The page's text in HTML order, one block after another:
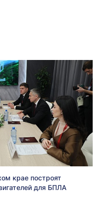
крае построят
для БПЛА